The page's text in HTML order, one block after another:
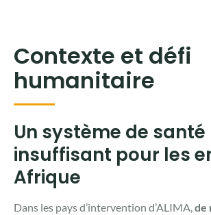
Contexte et défi
humanitaire
Un système de santé
insuffisant pour les
Afrique
Dans les pays d’intervention d’ALIMA,de